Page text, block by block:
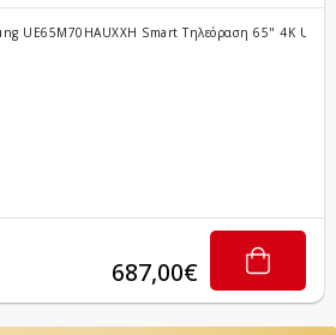
HDR (2026)
UE65M70HAUXXH Smart Τηλεόραση 65" 4K
687,00€